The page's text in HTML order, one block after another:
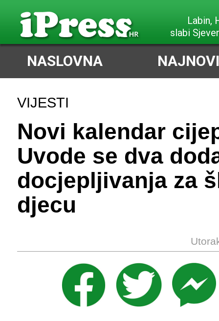
slabi
NASLOVNA
VIJESTI
Novi kalendar
Uvode se dva
docjepljivanja za
djecu